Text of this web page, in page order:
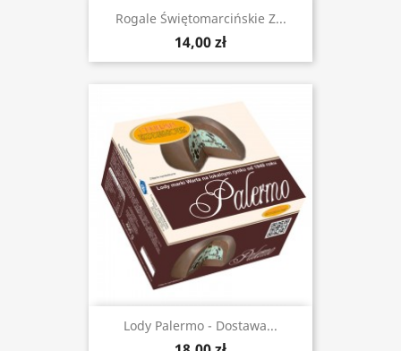
Rogale Świętomarcińskie Z...
14,00 zł
Lody Palermo - Dostawa...